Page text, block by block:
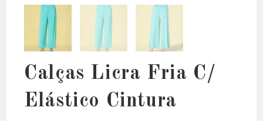
Calças Licra Fria C/
Elástico Cintura